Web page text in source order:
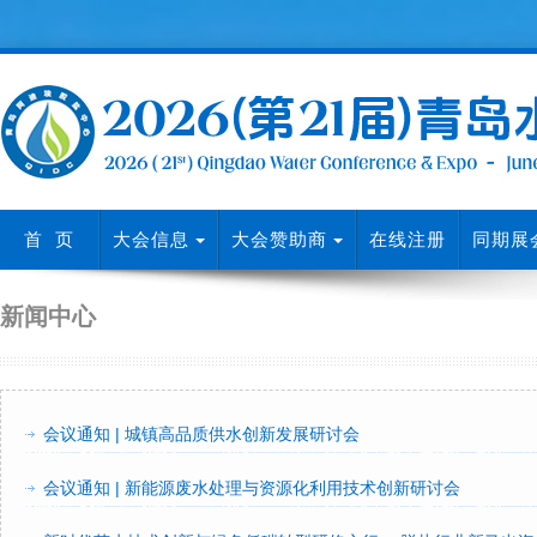
首 页 大会信息 大会赞助商 在线注册 同期
新闻中心